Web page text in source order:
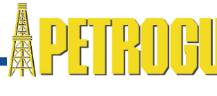
contenido